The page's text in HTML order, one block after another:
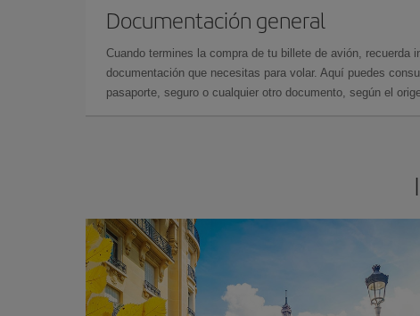
Documentación general
Cuando termines la compra de tu billete de avión, recuerda
documentación que necesitas para volar. Aquí puedes
pasaporte, seguro o cualquier otro documento, según el